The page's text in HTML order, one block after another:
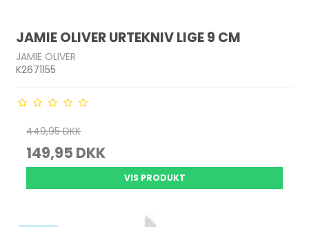
JAMIE OLIVER URTEKNIV LIGE 9 CM
JAMIE OLIVER
K2671155
449,95 DKK
149,95 DKK
VIS PRODUKT